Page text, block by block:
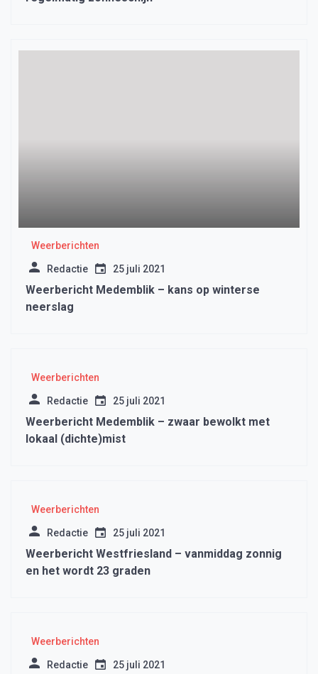
Weerberichten
Redactie 25 juli 2021
Weerbericht Medemblik – kans op winterse
neerslag
Weerberichten
Redactie 25 juli 2021
Weerbericht Medemblik – zwaar bewolkt met
lokaal (dichte)mist
Weerberichten
Redactie 25 juli 2021
Weerbericht Westfriesland – vanmiddag zonnig
en het wordt 23 graden
Weerberichten
Redactie 25 juli 2021